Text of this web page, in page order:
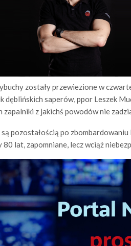
zostały przewiezione w
dęblińskich saperów, ppor Leszek
zapalniki z jakichś powodów nie
są pozostałością po
80 lat, zapomniane, lecz wciąż